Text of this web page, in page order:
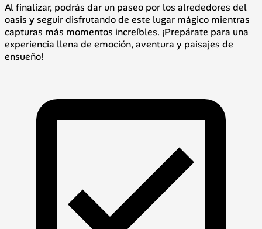
Al finalizar, podrás dar un paseo por los alrededores del
oasis y seguir disfrutando de este lugar mágico mientras
capturas más momentos increíbles. ¡Prepárate para una
experiencia llena de emoción, aventura y paisajes de
ensueño!